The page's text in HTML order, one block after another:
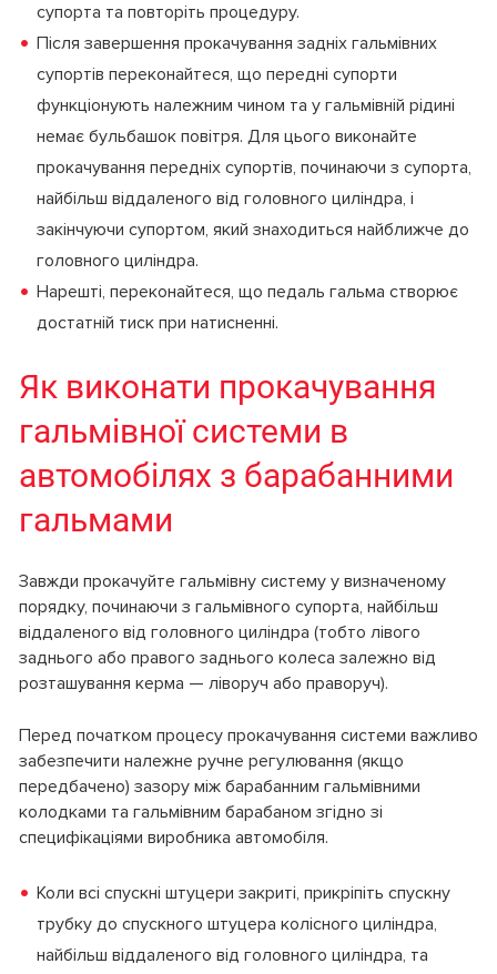
супорта та повторіть процедуру.
Після завершення прокачування задніх гальмівних
супортів переконайтеся, що передні супорти
функціонують належним чином та у гальмівній рідині
немає бульбашок повітря. Для цього виконайте
прокачування передніх супортів, починаючи з супорта,
найбільш віддаленого від головного циліндра, і
закінчуючи супортом, який знаходиться найближче до
головного циліндра.
Нарешті, переконайтеся, що педаль гальма створює
достатній тиск при натисненні.
Як виконати прокачування
гальмівної системи в
автомобілях з барабанними
гальмами
Завжди прокачуйте гальмівну систему у визначеному
порядку, починаючи з гальмівного супорта, найбільш
віддаленого від головного циліндра (тобто лівого
заднього або правого заднього колеса залежно від
розташування керма — ліворуч або праворуч).
Перед початком процесу прокачування системи важливо
забезпечити належне ручне регулювання (якщо
передбачено) зазору між барабанним гальмівними
колодками та гальмівним барабаном згідно зі
специфікаціями виробника автомобіля.
Коли всі спускні штуцери закриті, прикріпіть спускну
трубку до спускного штуцера колісного циліндра,
найбільш віддаленого від головного циліндра, та